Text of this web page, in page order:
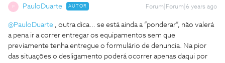
PauloDuarte AUTOR Forum|Forum|6 years ago
@PauloDuarte , outra dica… se está ainda a “ponderar”, não valerá
a pena ir a correr entregar os equipamentos sem que
previamente tenha entregue o formulário de denuncia. Na pior
das situações o desligamento poderá ocorrer apenas daqui por